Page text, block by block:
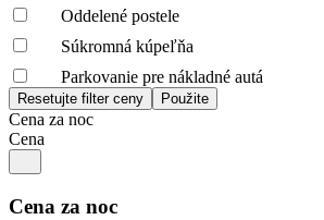
Oddelené postele
Súkromná kúpeľňa
Parkovanie pre nákladné autá
Cena za noc
Cena
Cena za noc